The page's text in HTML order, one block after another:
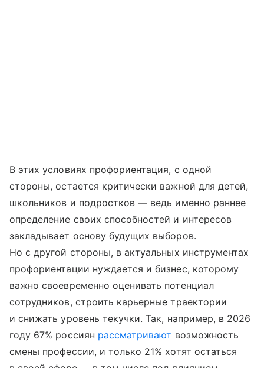
В этих условиях профориентация, с одной
стороны, остается критически важной для детей,
школьников и подростков — ведь именно раннее
определение своих способностей и интересов
закладывает основу будущих выборов.
Но с другой стороны, в актуальных инструментах
профориентации нуждается и бизнес, которому
важно своевременно оценивать потенциал
сотрудников, строить карьерные траектории
и снижать уровень текучки. Так, например, в 2026
году 67% россиян рассматривают возможность
смены профессии, и только 21% хотят остаться